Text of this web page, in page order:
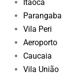
Itaoca
Parangaba
Vila Peri
Aeroporto
Caucaia
Vila União